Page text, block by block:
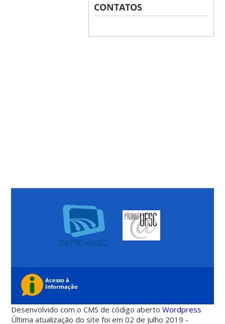
CONTATOS
Desenvolvido com o CMS de código abertoWordpress
Última atualização do site foi em 02 de julho 2019 -